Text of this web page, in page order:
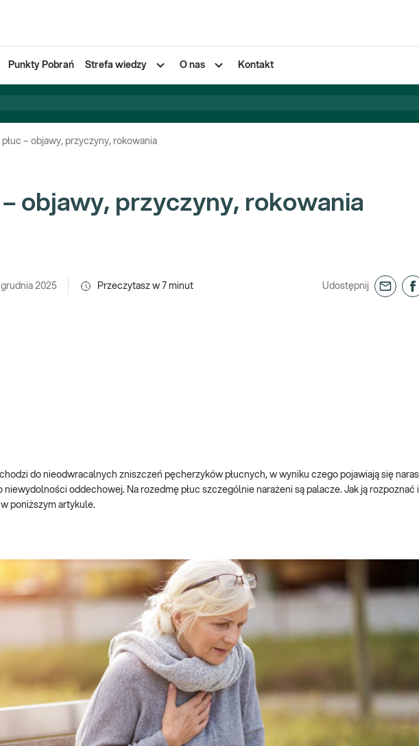
Punkty Pobrań Strefa wiedzy O nas Kontakt
płuc – objawy, przyczyny, rokowania
– objawy, przyczyny, rokowania
grudnia 2025 Przeczytasz w 7 minut Udostępnij
do nieodwracalnych zniszczeń pęcherzyków płucnych, w wyniku czego pojawiają się
oddechowej. Na rozedmę płuc szczególnie narażeni są palacze. Jak ją rozpoznać
poniższym artykule.